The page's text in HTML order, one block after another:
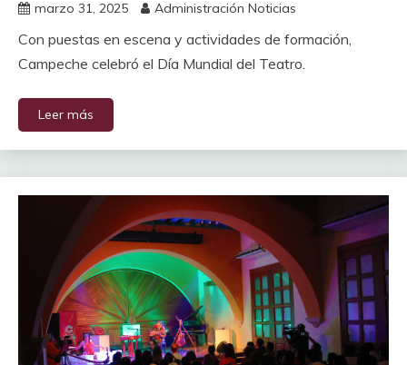
marzo 31, 2025 Administración Noticias
Con puestas en escena y actividades de formación,
Campeche celebró el Día Mundial del Teatro.
Leer más